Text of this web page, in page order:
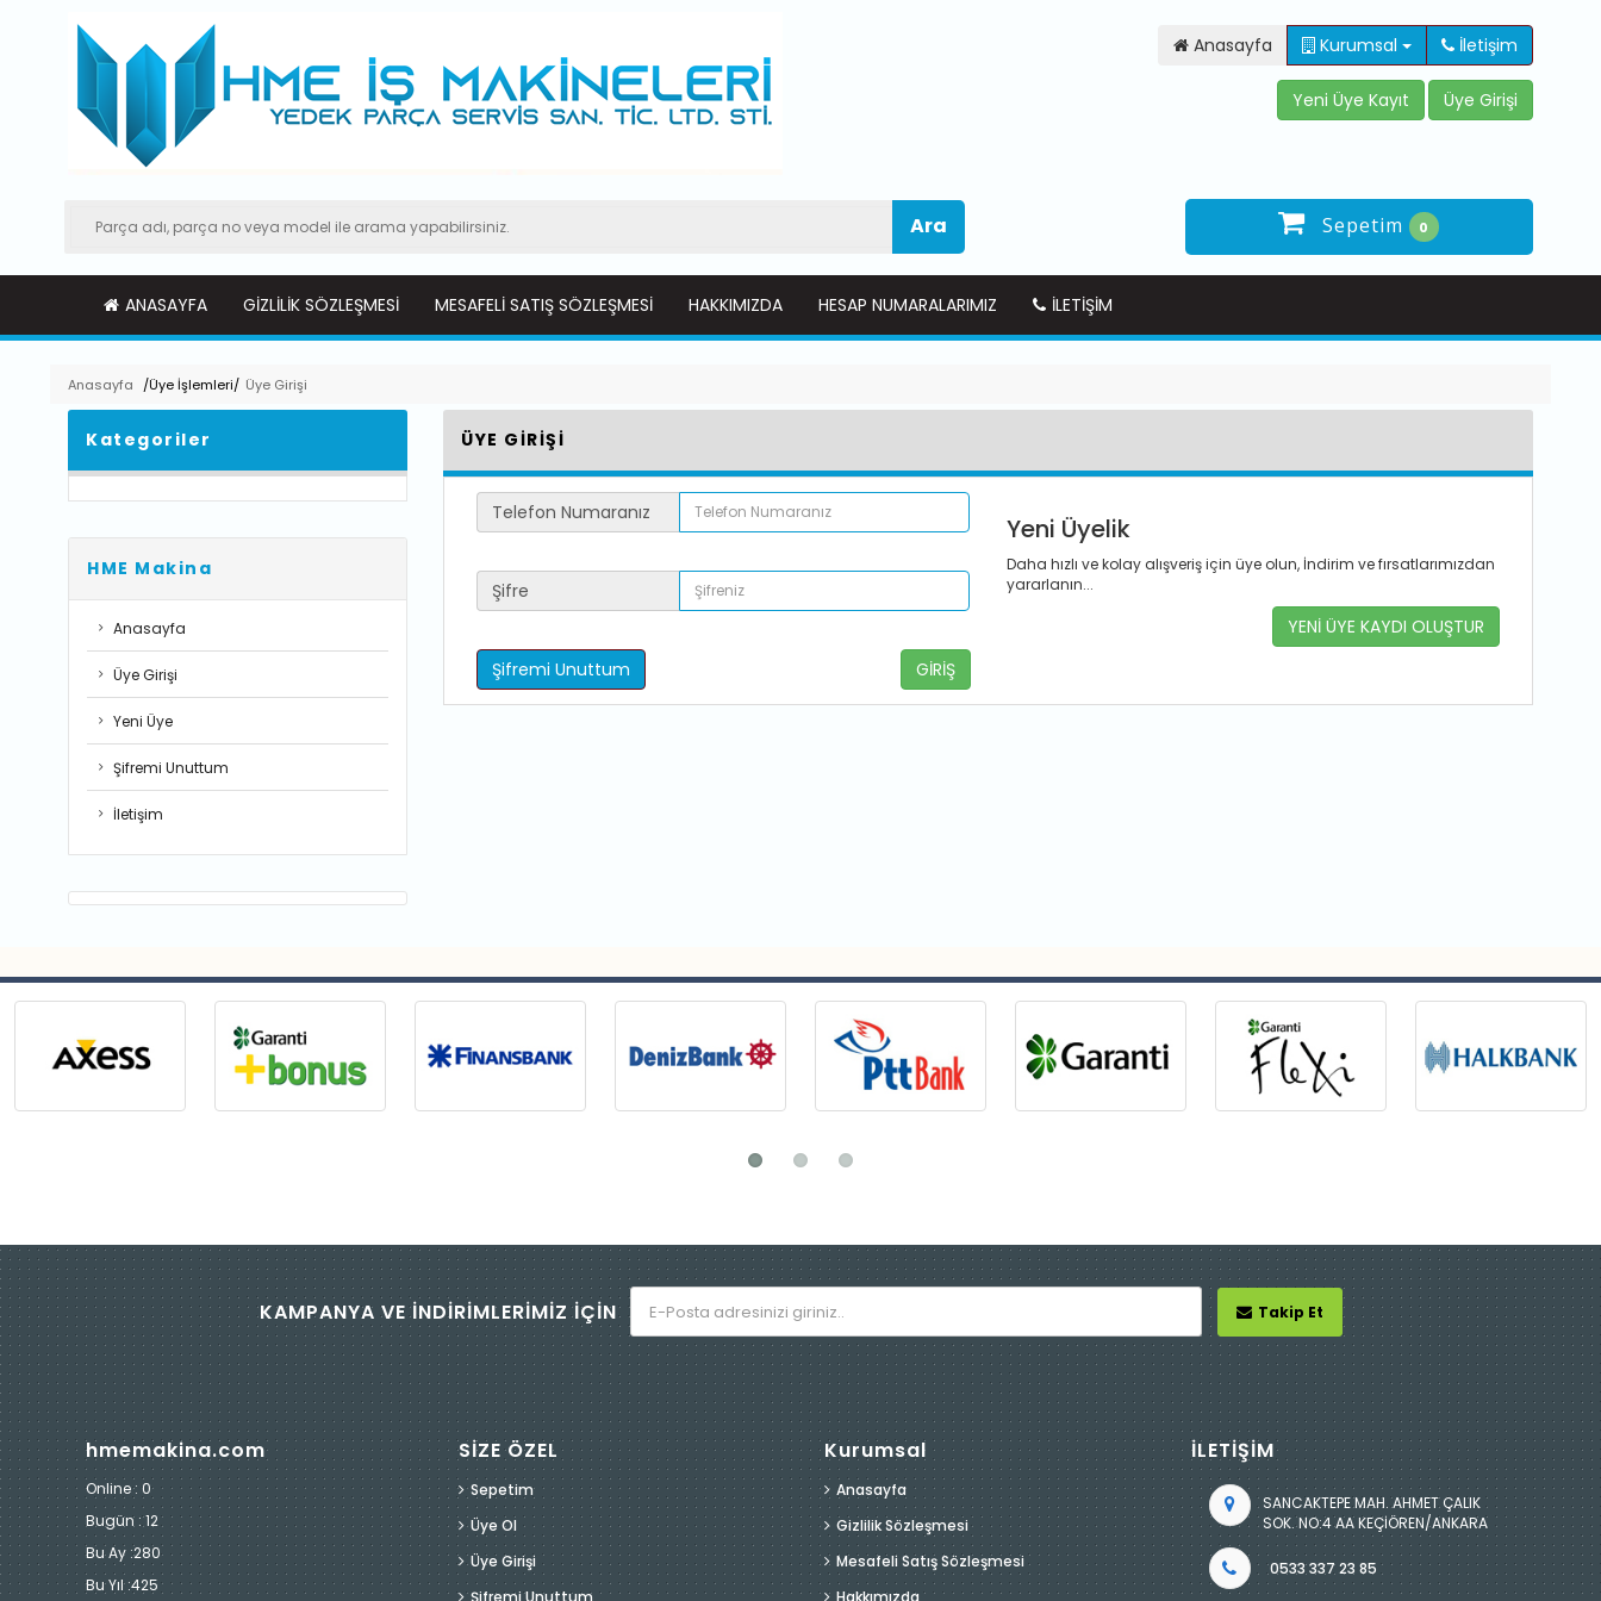
Anasayfa Kurumsal İletişim
Ara Sepetim 0
ANASAYFA GIZLILIK SÖZLEŞMESI MESAFELI SATIŞ SÖZLEŞMESI HAKKIMIZDA HESAP NUMARALARIMIZ İLETIŞIM
Anasayfa /Üye İşlemleri/ Üye Girişi
Kategoriler
HME Makina
Anasayfa
Üye Girişi
Yeni Üye
Şifremi Unuttum
İletişim
ÜYE GİRİŞİ
Telefon Numaranız
Şifre
Şifremi Unuttum
Yeni Üyelik
Daha hızlı ve kolay alışveriş için üye olun, İndirim ve fırsatlarımızdan
yararlanın...
YENİ ÜYE KAYDI OLUŞTUR
KAMPANYA VE İNDİRİMLERİMİZ İÇİN Takip Et
hmemakina.com
Online : 0
Bugün :12
Bu Ay :280
Bu Yıl :425
SİZE ÖZEL
Sepetim
Üye Ol
Üye Girişi
Şifremi Unuttum
Kurumsal
Anasayfa
Gizlilik Sözleşmesi
Mesafeli Satış Sözleşmesi
Hakkımızda
İLETİŞİM
SANCAKTEPE MAH. AHMET ÇALIK
SOK. NO:4 AA KEÇİÖREN/ANKARA
0533 337 23 85